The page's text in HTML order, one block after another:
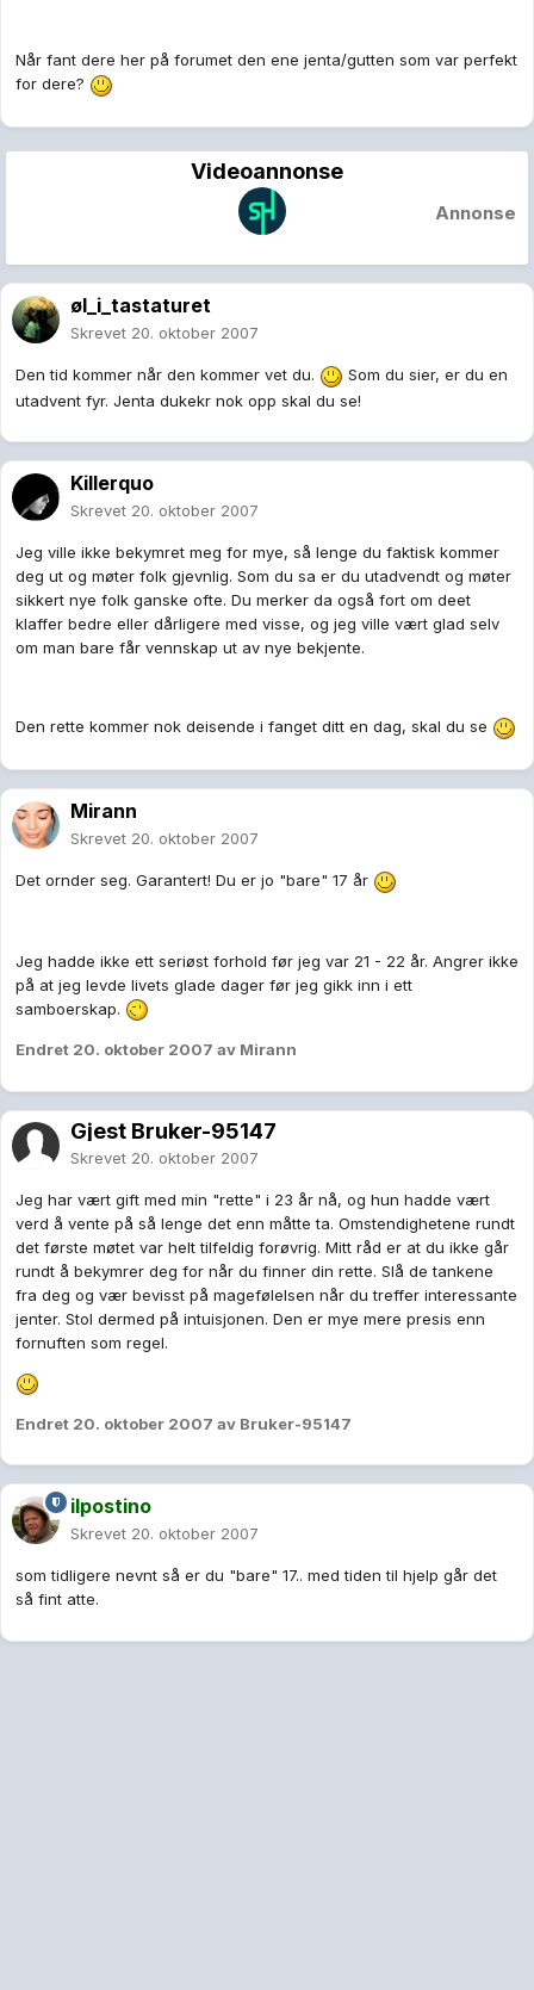
Når fant dere her på forumet den ene jenta/gutten som var perfekt
for dere?
Videoannonse
Annonse
øl_i_tastaturet
Skrevet 20. oktober 2007
Den tid kommer når den kommer vet du.
Som du sier, er du en
utadvent fyr. Jenta dukekr nok opp skal du se!
Killerquo
Skrevet 20. oktober 2007
Jeg ville ikke bekymret meg for mye, så lenge du faktisk kommer
deg ut og møter folk gjevnlig. Som du sa er du utadvendt og møter
sikkert nye folk ganske ofte. Du merker da også fort om deet
klaffer bedre eller dårligere med visse, og jeg ville vært glad selv
om man bare får vennskap ut av nye bekjente.
Den rette kommer nok deisende i fanget ditt en dag, skal du se
Mirann
Skrevet 20. oktober 2007
Det ornder seg. Garantert! Du er jo "bare" 17 år
Jeg hadde ikke ett seriøst forhold før jeg var 21 - 22 år. Angrer ikke
på at jeg levde livets glade dager før jeg gikk inn i ett
samboerskap.
Endret 20. oktober 2007 av Mirann
Gjest Bruker-95147
Skrevet 20. oktober 2007
Jeg har vært gift med min "rette" i 23 år nå, og hun hadde vært
verd å vente på så lenge det enn måtte ta. Omstendighetene rundt
det første møtet var helt tilfeldig forøvrig. Mitt råd er at du ikke går
rundt å bekymrer deg for når du finner din rette. Slå de tankene
fra deg og vær bevisst på magefølelsen når du treffer interessante
jenter. Stol dermed på intuisjonen. Den er mye mere presis enn
fornuften som regel.
Endret 20. oktober 2007 av Bruker-95147
ilpostino
Skrevet 20. oktober 2007
som tidligere nevnt så er du "bare" 17.. med tiden til hjelp går det
så fint atte.